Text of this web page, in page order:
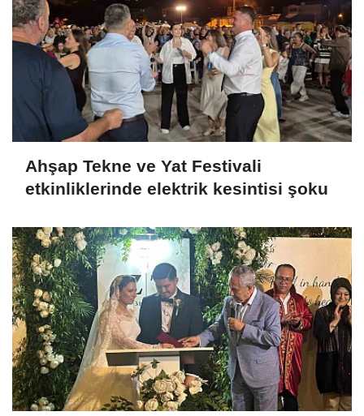
Ahşap Tekne ve Yat Festivali
etkinliklerinde elektrik kesintisi şoku